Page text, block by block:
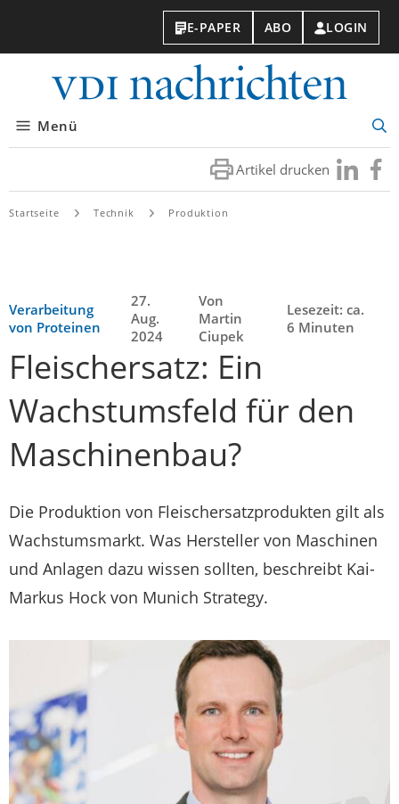
E-PAPER ABO LOGIN
Menü
Artikel drucken Besuchen
Sie
Sie
Startseite Technik Produktion
Verarbeitung
von Proteinen
27.
Aug.
2024
Von
Martin
Ciupek
Lesezeit: ca.
6 Minuten
Fleischersatz: Ein
Wachstumsfeld für den
Maschinenbau?
Die Produktion von Fleischersatzprodukten gilt als
Wachstumsmarkt. Was Hersteller von Maschinen
und Anlagen dazu wissen sollten, beschreibt Kai-
Markus Hock von Munich Strategy.